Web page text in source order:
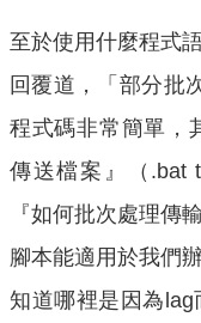
至於使用什麼程式
回覆道，「部分批
程式碼非常簡單，
傳送檔案』（.bat
『如何批次處理傳
腳本能適用於我們
知道哪裡是因為